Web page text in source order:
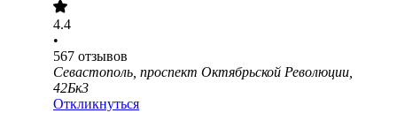
4.4
•
567 отзывов
Севастополь, проспект Октябрьской Революции,
42Бк3
Откликнуться